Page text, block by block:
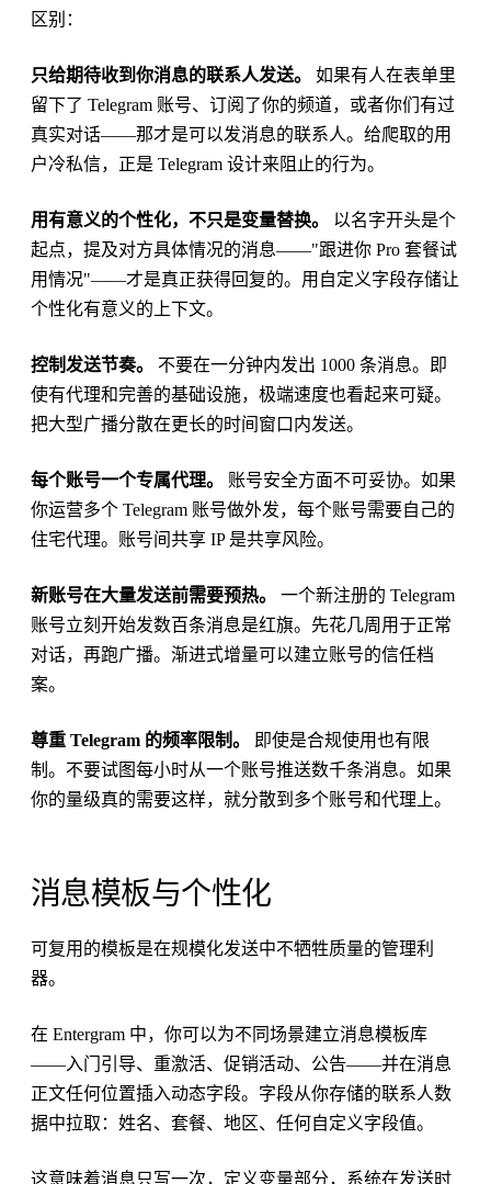
区别：
只给期待收到你消息的联系人发送。
如果有人在表单里
留下了 Telegram 账号、订阅了你的频道，或者你们有过
真实对话——那才是可以发消息的联系人。给爬取的用
户冷私信，正是 Telegram 设计来阻止的行为。
用有意义的个性化，不只是变量替换。
以名字开头是个
起点，提及对方具体情况的消息——"跟进你 Pro 套餐试
用情况"——才是真正获得回复的。用自定义字段存储让
个性化有意义的上下文。
控制发送节奏。
不要在一分钟内发出 1000 条消息。即
使有代理和完善的基础设施，极端速度也看起来可疑。
把大型广播分散在更长的时间窗口内发送。
每个账号一个专属代理。
账号安全方面不可妥协。如果
你运营多个 Telegram 账号做外发，每个账号需要自己的
住宅代理。账号间共享 IP 是共享风险。
新账号在大量发送前需要预热。
一个新注册的 Telegram
账号立刻开始发数百条消息是红旗。先花几周用于正常
对话，再跑广播。渐进式增量可以建立账号的信任档
案。
尊重 Telegram 的频率限制。
即使是合规使用也有限
制。不要试图每小时从一个账号推送数千条消息。如果
你的量级真的需要这样，就分散到多个账号和代理上。
消息模板与个性化
可复用的模板是在规模化发送中不牺牲质量的管理利
器。
在 Entergram 中，你可以为不同场景建立消息模板库
——入门引导、重激活、促销活动、公告——并在消息
正文任何位置插入动态字段。字段从你存储的联系人数
据中拉取：姓名、套餐、地区、任何自定义字段值。
这意味着消息只写一次，定义变量部分，系统在发送时